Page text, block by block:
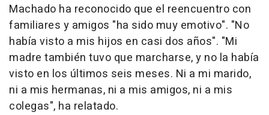
Machado ha reconocido que el reencuentro con
familiares y amigos "ha sido muy emotivo". "No
había visto a mis hijos en casi dos años". "Mi
madre también tuvo que marcharse, y no la había
visto en los últimos seis meses. Ni a mi marido,
ni a mis hermanas, ni a mis amigos, ni a mis
colegas", ha relatado.